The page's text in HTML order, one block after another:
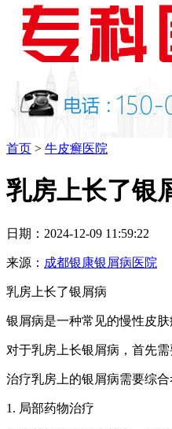
首页 > 牛皮癣医院
乳房上长了银
日期：2024-12-09 11:59:22
来源： 成都银康银屑病医院
乳房上长了银屑病
银屑病是一种常见的慢性皮
对于乳房上长银屑病，首先
治疗乳房上的银屑病需要综
1. 局部药物治疗